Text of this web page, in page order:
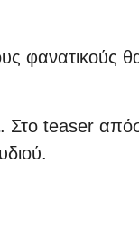
φανατικούς
. Στο teaser